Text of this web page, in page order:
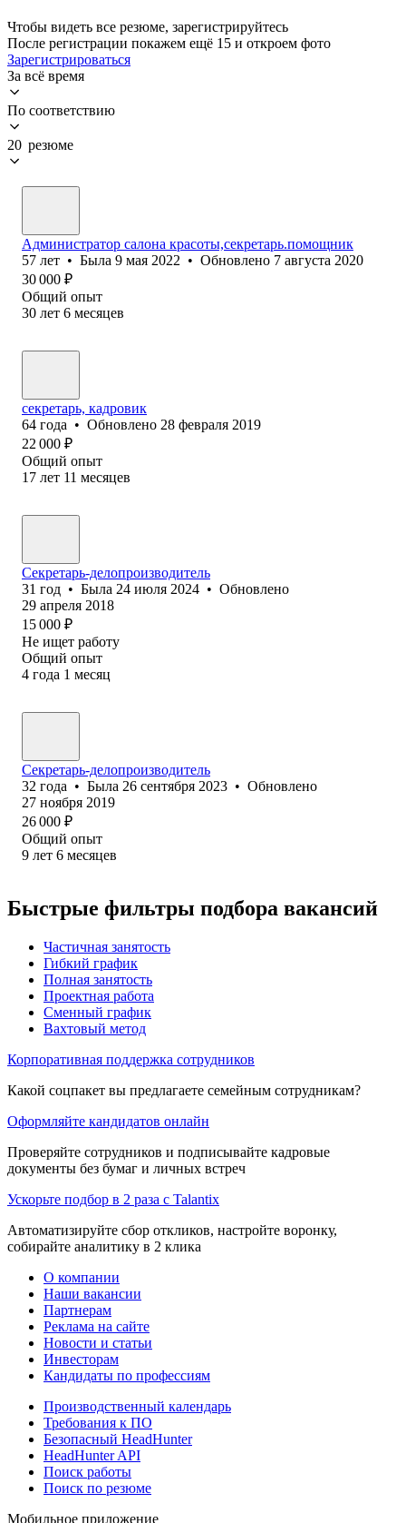
Чтобы видеть все резюме, зарегистрируйтесь
После регистрации покажем ещё 15 и откроем фото
Зарегистрироваться
За всё время
По соответствию
20 резюме
Администратор салона красоты,секретарь.помощник
57 лет • Была 9 мая 2022 • Обновлено 7 августа 2020
30 000 ₽
Общий опыт
30 лет 6 месяцев
секретарь, кадровик
64 года • Обновлено 28 февраля 2019
22 000 ₽
Общий опыт
17 лет 11 месяцев
Секретарь-делопроизводитель
31 год • Была 24 июля 2024 • Обновлено
29 апреля 2018
15 000 ₽
Не ищет работу
Общий опыт
4 года 1 месяц
Секретарь-делопроизводитель
32 года • Была 26 сентября 2023 • Обновлено
27 ноября 2019
26 000 ₽
Общий опыт
9 лет 6 месяцев
Быстрые фильтры подбора вакансий
Частичная занятость
Гибкий график
Полная занятость
Проектная работа
Сменный график
Вахтовый метод
Корпоративная поддержка сотрудников
Какой соцпакет вы предлагаете семейным сотрудникам?
Оформляйте кандидатов онлайн
Проверяйте сотрудников и подписывайте кадровые
документы без бумаг и личных встреч
Ускорьте подбор в 2 раза с Talantix
Автоматизируйте сбор откликов, настройте воронку,
собирайте аналитику в 2 клика
О компании
Наши вакансии
Партнерам
Реклама на сайте
Новости и статьи
Инвесторам
Кандидаты по профессиям
Производственный календарь
Требования к ПО
Безопасный HeadHunter
HeadHunter API
Поиск работы
Поиск по резюме
Мобильное приложение